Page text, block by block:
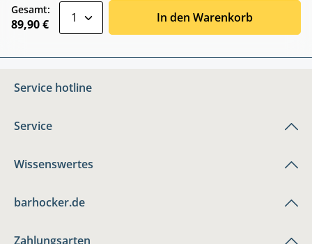
Gesamt:
89,90 € In den Warenkorb
Service hotline
Service
Wissenswertes
barhocker.de
Zahlungsarten